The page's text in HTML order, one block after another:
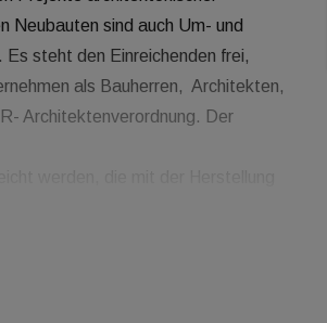
Neubauten sind auch Um- und
steht den Einreichenden frei,
als Bauherren, Architekten,
Architektenverordnung. Der